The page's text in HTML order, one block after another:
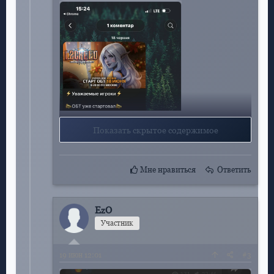
Показать скрытое содержимое
Мне нравиться Ответить
EzO
Участник